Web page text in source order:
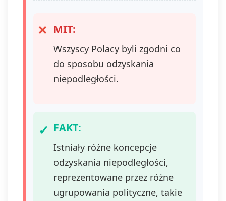
MIT:
Wszyscy Polacy byli zgodni co
do sposobu odzyskania
niepodległości.
FAKT:
Istniały różne koncepcje
odzyskania niepodległości,
reprezentowane przez różne
ugrupowania polityczne, takie